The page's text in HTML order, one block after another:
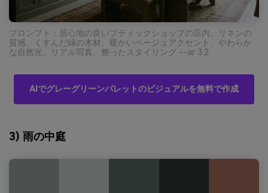
プロンプト：居心地の良いブティックショップの店内、リネンの
質感、くすんだ緑の木材、暖かいベージュアクセント、やわらか
な自然光、リアル写真、整ったスタイリング --ar 3:2
AIでグレーグリーンパレットのビジュアルを無料で作成
3) 雨の中庭